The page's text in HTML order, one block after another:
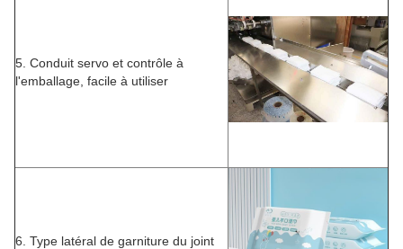
5. Conduit servo et contrôle à
l'emballage, facile à utiliser
6. Type latéral de garniture du joint